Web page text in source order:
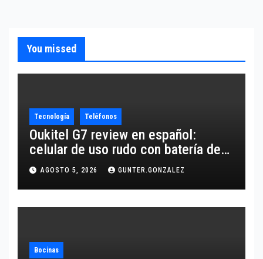
You missed
Tecnología Teléfonos
Oukitel G7 review en español:
celular de uso rudo con batería de
10,600 mAh
AGOSTO 5, 2026 GUNTER.GONZALEZ
Bocinas